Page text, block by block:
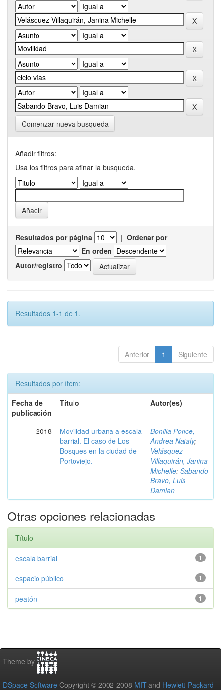
Comenzar nueva busqueda
Añadir filtros:
Usa los filtros para afinar la busqueda.
Resultados por página | Ordenar por
En orden
Autor/registro
Resultados 1-1 de 1.
Anterior 1 Siguiente
Resultados por ítem:
Fecha de
publicación
Título Autor(es)
2018
Movilidad urbana a escala
barrial. El caso de Los
Bosques en la ciudad de
Portoviejo.
Bonilla Ponce,
Andrea Nataly;
Velásquez
Villaquirán, Janina
Michelle; Sabando
Bravo, Luis
Damian
Otras opciones relacionadas
Título
1
escala barrial
1
espacio público
1
peatón
Theme by
DSpace Software Copyright © 2002-2008 MIT and Hewlett-Packard -